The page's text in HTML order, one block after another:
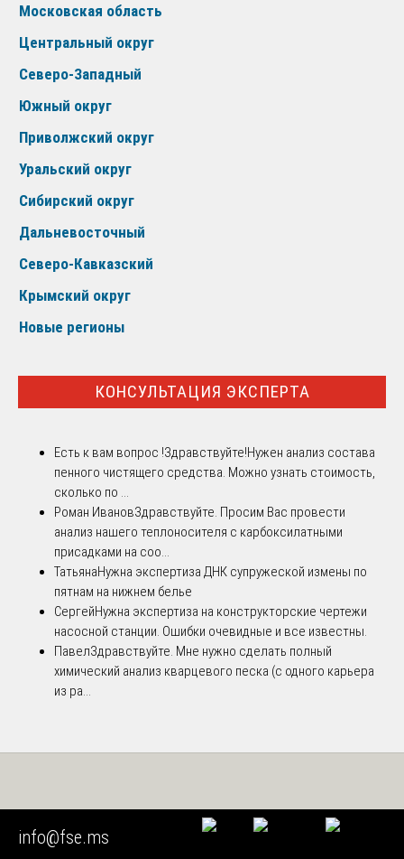
Московская область
Центральный округ
Северо-Западный
Южный округ
Приволжский округ
Уральский округ
Сибирский округ
Дальневосточный
Северо-Кавказский
Крымский округ
Новые регионы
КОНСУЛЬТАЦИЯ ЭКСПЕРТА
Есть к вам вопрос !Здравствуйте!Нужен анализ состава
пенного чистящего средства. Можно узнать стоимость,
сколько по ...
Роман ИвановЗдравствуйте. Просим Вас провести
анализ нашего теплоносителя с карбоксилатными
присадками на соо...
ТатьянаНужна экспертиза ДНК супружеской измены по
пятнам на нижнем белье
СергейНужна экспертиза на конструкторские чертежи
насосной станции. Ошибки очевидные и все известны.
ПавелЗдравствуйте. Мне нужно сделать полный
химический анализ кварцевого песка (с одного карьера
из ра...
ЦЕНТР ИНЖЕНЕРНЫХ ЭКСПЕРТИЗ © 2026. Все права
защищены
info@fse.ms